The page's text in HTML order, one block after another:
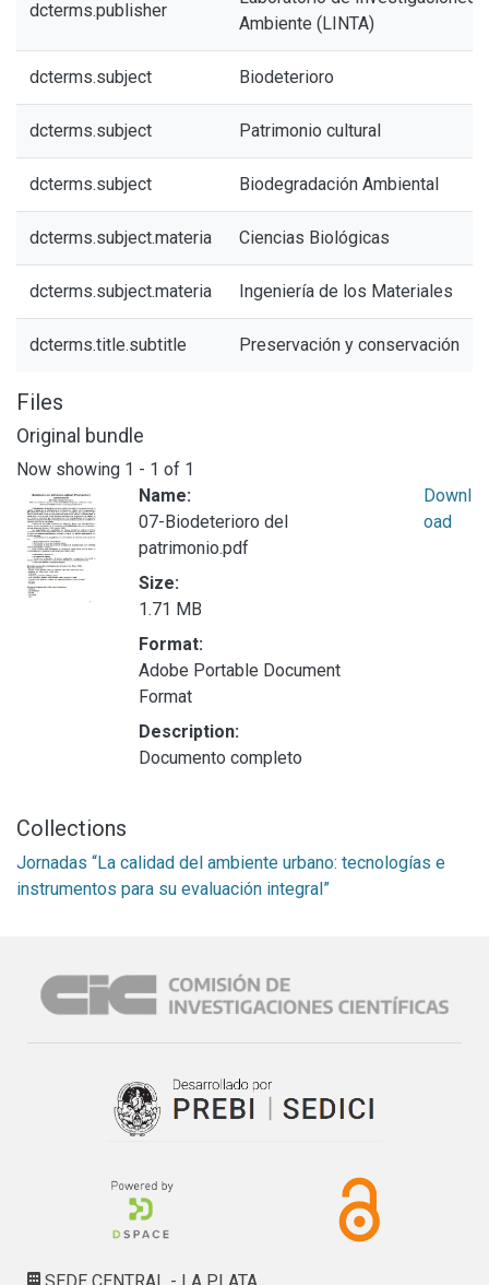
dcterms.publisher
Ambiente (LINTA)
dcterms.subject Biodeterioro
dcterms.subject Patrimonio cultural
dcterms.subject Biodegradación Ambiental
dcterms.subject.materia Ciencias Biológicas
dcterms.subject.materia Ingeniería de los Materiales
dcterms.title.subtitle Preservación y conservación
Files
Original bundle
Now showing 1 - 1 of 1
Name:
07-Biodeterioro del
patrimonio.pdf
Size:
1.71 MB
Format:
Adobe Portable Document
Format
Description:
Documento completo
Downl
oad
Collections
Jornadas “La calidad del ambiente urbano: tecnologías e
instrumentos para su evaluación integral”